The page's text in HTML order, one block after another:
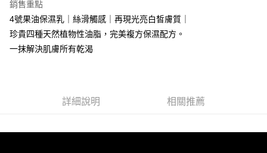
付款後7-11取貨
每筆NT$65，滿NT$1,500(含以上)免運費
付款後門市自取(需14天內取貨)
港澳 / 亞洲及大洋洲 查看運費
銷售重點
4號果油保濕乳｜絲滑觸感｜再現光亮白皙膚質｜
珍貴四種天然植物性油脂，完美複方保濕配方。
一抹解決肌膚所有乾渴
詳細說明 相關推薦